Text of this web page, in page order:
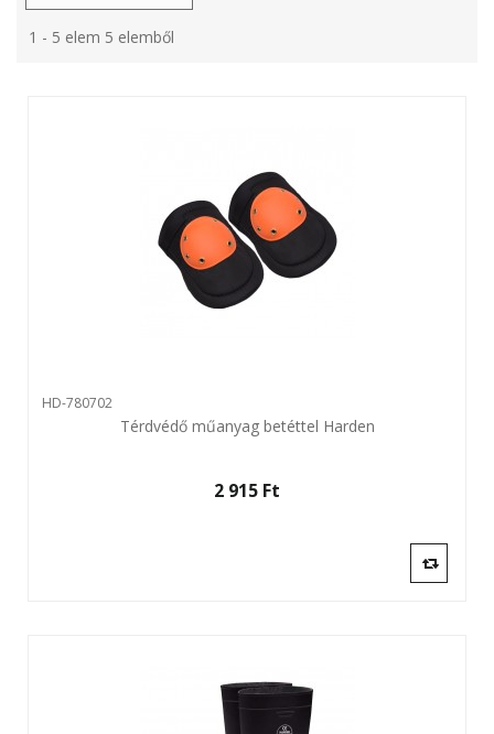
1 - 5 elem 5 elemből
HD-780702
Térdvédő műanyag betéttel Harden
2 915 Ft‎